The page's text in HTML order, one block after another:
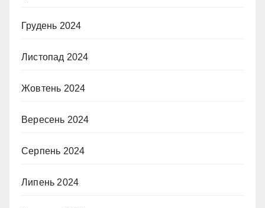
Грудень 2024
Листопад 2024
Жовтень 2024
Вересень 2024
Серпень 2024
Липень 2024